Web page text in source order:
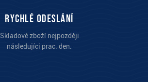
Rychlé odeslání
Skladové zboží nejpozději
následujíci prac. den.